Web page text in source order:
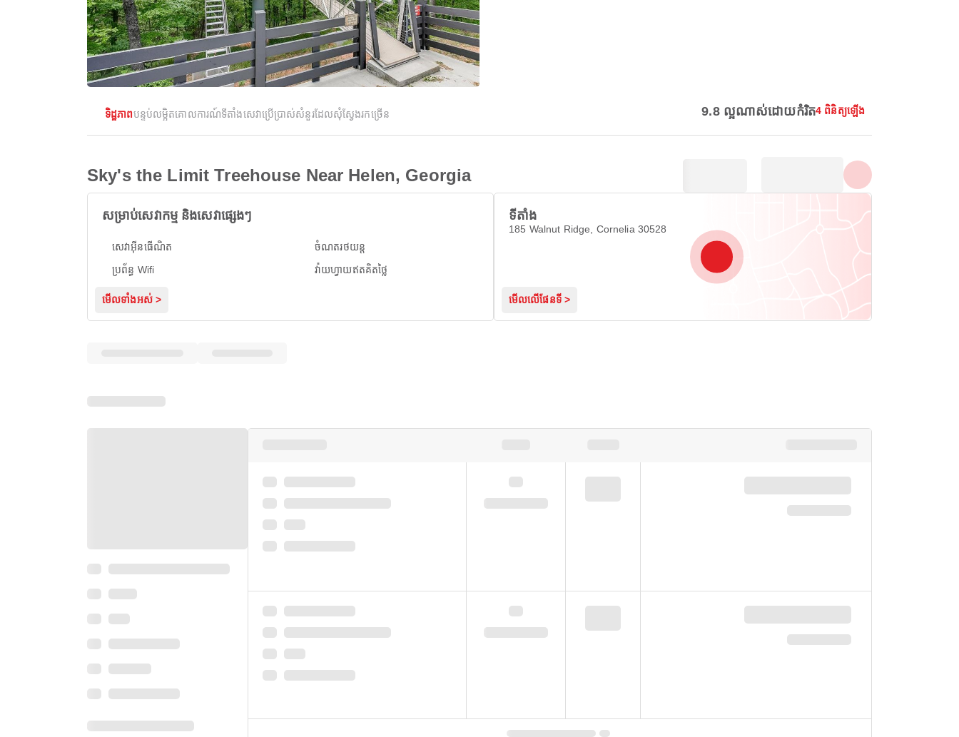
ទិដ្ឋភាពបន្ទប់លម្អិតគោលការណ៍ទីតាំងសេវាប្រើប្រាស់សំនួរដែលសុំស្វែងរកច្រើន 9.8 ល្អណាស់ដោយកំរិត4 ពិនិត្យឡើង
Sky's the Limit Treehouse Near Helen, Georgia
សម្រាប់សេវាកម្ម និងសេវាផ្សេងៗ
សេវាអ៊ីនធើណិត
ចំណតរថយន្ត
ប្រព័ន្ធ Wifi
វ៉ាយហ្វាយឥតគិតថ្លៃ
មើលទាំងអស់ >
ទីតាំង
185 Walnut Ridge, Cornelia 30528
មើលលើផែនទី >